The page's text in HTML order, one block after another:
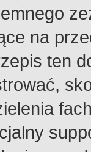
na
ten